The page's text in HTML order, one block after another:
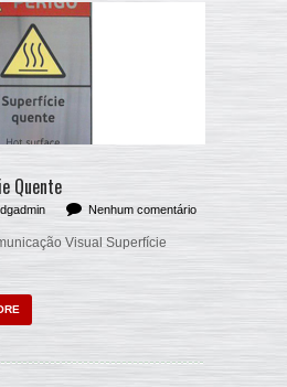
Quente
dgadmin Nenhum comentário
Visual Superfície